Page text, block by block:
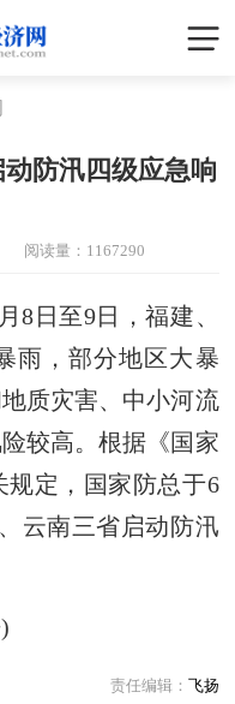
防汛四级应急响
阅读量： 1167290
日至9日，福建、
雨，部分地区大暴
质灾害、中小河流
较高。根据《国家
规定，国家防总于6
云南三省启动防汛
责任编辑： 飞扬